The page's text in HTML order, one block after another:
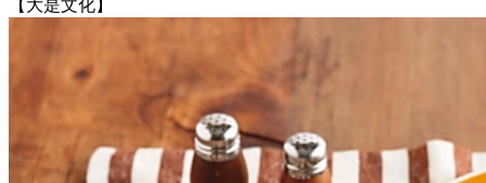
【大是文化】